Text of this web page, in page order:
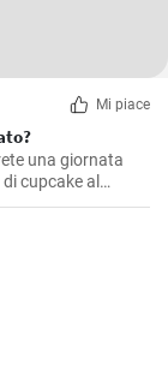
Mi piace
una giornata
cupcake al
può